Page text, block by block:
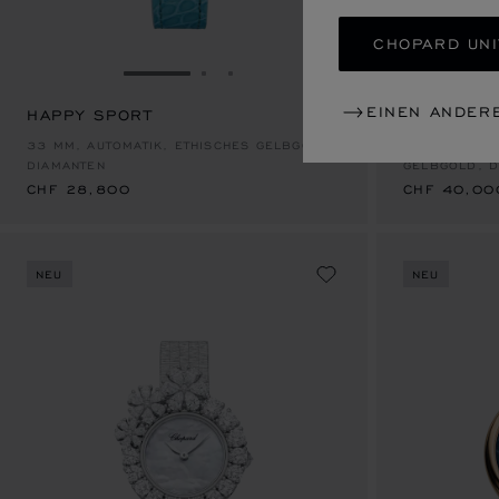
CHOPARD
EINEN
ZUR FOLIE GEHEN 1
HAPPY SPORT
33 MM, AUTOMATIK, ETHISCHES GELBGOLD,
DIAMANTEN
CHF 28,800
HAPPY
GELBGOLD,
CHF
NEU NEU